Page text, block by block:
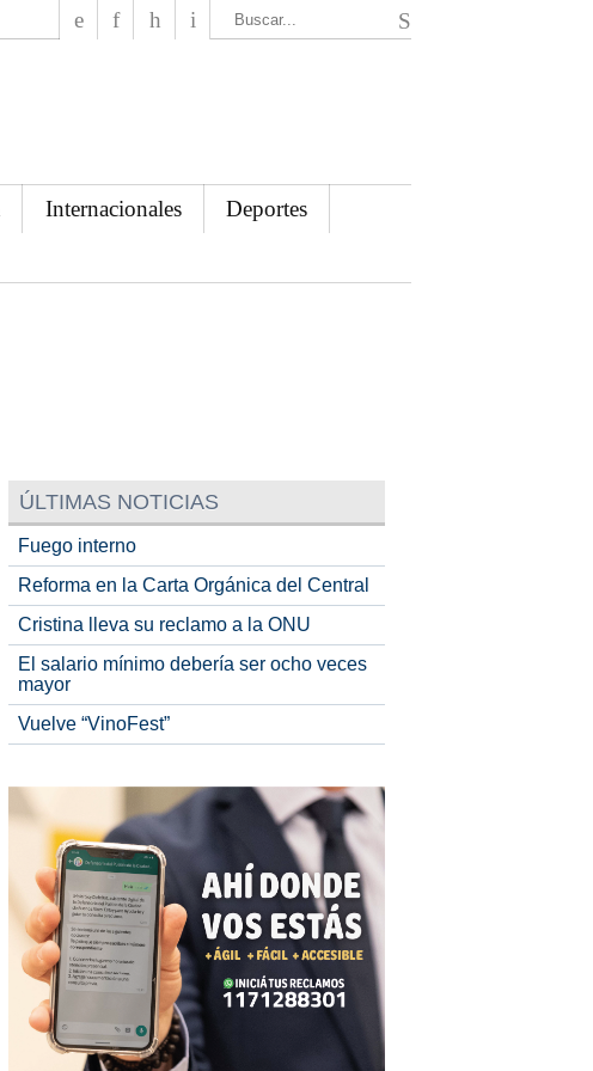
Internacionales
Deportes
ÚLTIMAS NOTICIAS
Fuego interno
Reforma en la Carta Orgánica del Central
Cristina lleva su reclamo a la ONU
El salario mínimo debería ser ocho veces
mayor
Vuelve “VinoFest”